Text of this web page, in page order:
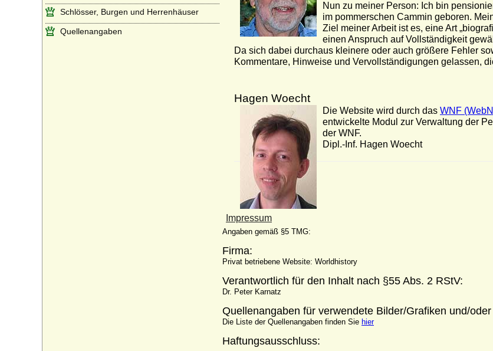
Nun zu meiner Person: Ich bin
im pommerschen Cammin geboren.
Ziel meiner Arbeit ist es, eine Art
einen Anspruch auf Vollständigkeit
Da sich dabei durchaus kleinere oder auch größere Fehler
Kommentare, Hinweise und Vervollständigungen gelassen,
Hagen Woecht
Die Website wird durch das WNF
entwickelte Modul zur Verwaltung der
der WNF.
Dipl.-Inf. Hagen Woecht
Impressum
Angaben gemäß §5 TMG:
Firma:
Privat betriebene Website: Worldhistory
Verantwortlich für den Inhalt nach §55 Abs. 2 RStV:
Dr. Peter Karnatz
Quellenangaben für verwendete Bilder/Grafiken und/oder
Die Liste der Quellenangaben finden Sie hier
Haftungsausschluss:
Schlösser, Burgen und Herrenhäuser
Quellenangaben